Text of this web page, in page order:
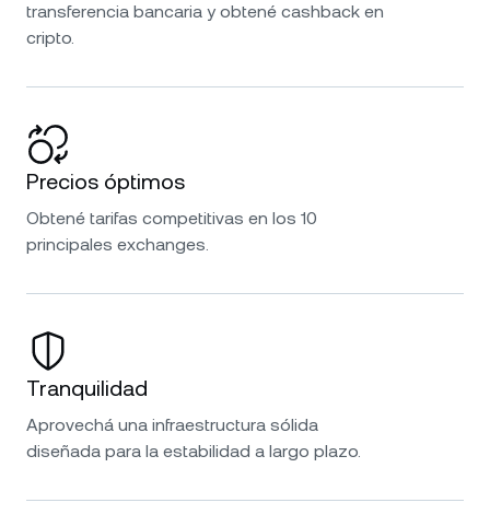
transferencia bancaria y obtené cashback en
cripto.
Precios óptimos
Obtené tarifas competitivas en los 10
principales exchanges.
Tranquilidad
Aprovechá una infraestructura sólida
diseñada para la estabilidad a largo plazo.